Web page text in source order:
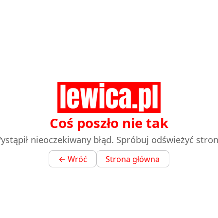
Coś poszło nie tak
nieoczekiwany błąd. Spróbuj odświeżyć
← Wróć Strona główna